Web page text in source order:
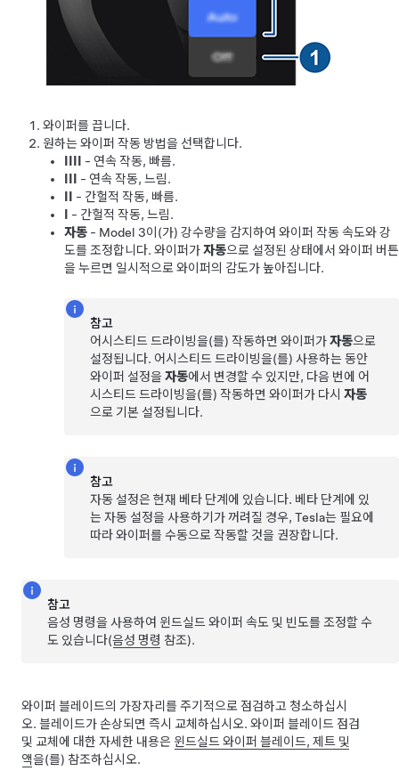
와이퍼를 끕니다.
원하는 와이퍼 작동 방법을 선택합니다.
- 연속 작동, 빠름.
- 연속 작동, 느림.
- 간헐적 작동, 빠름.
- 간헐적 작동, 느림.
자동 - Model 3이(가) 강수량을 감지하여 와이퍼 작동 속도와 강
도를 조정합니다. 와이퍼가자동으로 설정된 상태에서 와이퍼 버튼
을 누르면 일시적으로 와이퍼의 감도가 높아집니다.
참고
어시스티드 드라이빙을(를) 작동하면 와이퍼가자동으로
설정됩니다. 어시스티드 드라이빙을(를) 사용하는 동안
와이퍼 설정을자동에서 변경할 수 있지만, 다음 번에 어
시스티드 드라이빙을(를) 작동하면 와이퍼가 다시자동
으로 기본 설정됩니다.
참고
자동 설정은 현재 베타 단계에 있습니다. 베타 단계에 있
는 자동 설정을 사용하기가 꺼려질 경우, Tesla는 필요에
따라 와이퍼를 수동으로 작동할 것을 권장합니다.
참고
음성 명령을 사용하여 윈드실드 와이퍼 속도 및 빈도를 조정할 수
도 있습니다(음성 명령 참조).
와이퍼 블레이드의 가장자리를 주기적으로 점검하고 청소하십시
오. 블레이드가 손상되면 즉시 교체하십시오. 와이퍼 블레이드 점검
및 교체에 대한 자세한 내용은 윈드실드 와이퍼 블레이드, 제트 및
액을(를) 참조하십시오.